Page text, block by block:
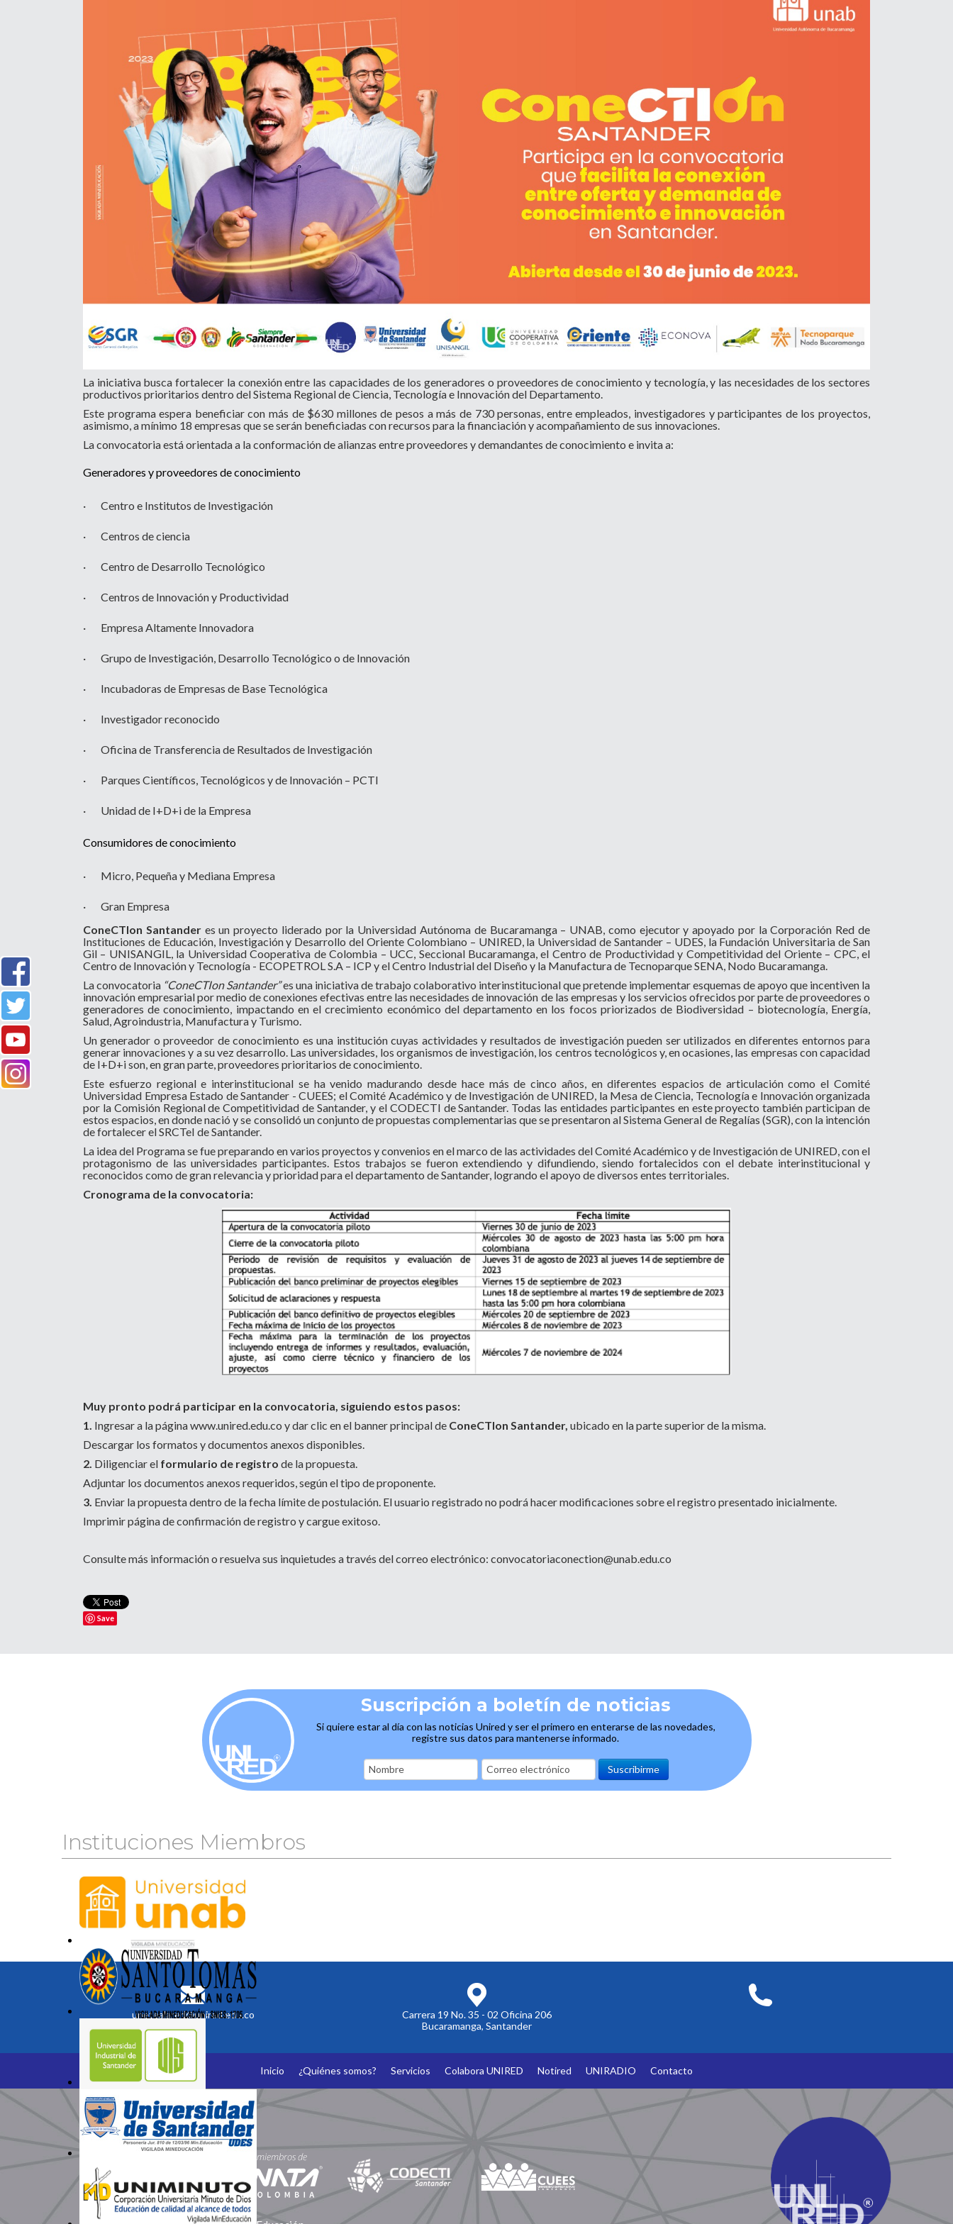
Divulgación
Agenda U
UNIRED online
UNIRED v-Library
La iniciativa busca fortalecer la conexión entre las capacidades de los generadores o proveedores de conocimiento y tecnología, y las necesidades de los sectores
productivos prioritarios dentro del Sistema Regional de Ciencia, Tecnología e Innovación del Departamento.
Este programa espera beneficiar con más de $630 millones de pesos a más de 730 personas, entre empleados, investigadores y participantes de los proyectos,
asimismo, a mínimo 18 empresas que se serán beneficiadas con recursos para la financiación y acompañamiento de sus innovaciones.
La convocatoria está orientada a la conformación de alianzas entre proveedores y demandantes de conocimiento e invita a:
Generadores y proveedores de conocimiento
· Centro e Institutos de Investigación
· Centros de ciencia
· Centro de Desarrollo Tecnológico
· Centros de Innovación y Productividad
· Empresa Altamente Innovadora
· Grupo de Investigación, Desarrollo Tecnológico o de Innovación
· Incubadoras de Empresas de Base Tecnológica
· Investigador reconocido
· Oficina de Transferencia de Resultados de Investigación
· Parques Científicos, Tecnológicos y de Innovación – PCTI
· Unidad de I+D+i de la Empresa
Consumidores de conocimiento
· Micro, Pequeña y Mediana Empresa
· Gran Empresa
ConeCTIon Santanderes un proyecto liderado por la Universidad Autónoma de Bucaramanga – UNAB, como ejecutor y apoyado por la Corporación Red de
Instituciones de Educación, Investigación y Desarrollo del Oriente Colombiano – UNIRED, la Universidad de Santander – UDES, la Fundación Universitaria de San
Gil – UNISANGIL, la Universidad Cooperativa de Colombia – UCC, Seccional Bucaramanga, el Centro de Productividad y Competitividad del Oriente – CPC, el
Centro de Innovación y Tecnología - ECOPETROL S.A – ICP y el Centro Industrial del Diseño y la Manufactura de Tecnoparque SENA, Nodo Bucaramanga.
La convocatoria “ConeCTIon Santander”es una iniciativa de trabajo colaborativo interinstitucional que pretende implementar esquemas de apoyo que incentiven la
innovación empresarial por medio de conexiones efectivas entre las necesidades de innovación de las empresas y los servicios ofrecidos por parte de proveedores o
generadores de conocimiento, impactando en el crecimiento económico del departamento en los focos priorizados de Biodiversidad – biotecnología, Energía,
Salud, Agroindustria, Manufactura y Turismo.
Un generador o proveedor de conocimiento es una institución cuyas actividades y resultados de investigación pueden ser utilizados en diferentes entornos para
generar innovaciones y a su vez desarrollo. Las universidades, los organismos de investigación, los centros tecnológicos y, en ocasiones, las empresas con capacidad
de I+D+i son, en gran parte, proveedores prioritarios de conocimiento.
Este esfuerzo regional e interinstitucional se ha venido madurando desde hace más de cinco años, en diferentes espacios de articulación como el Comité
Universidad Empresa Estado de Santander - CUEES; el Comité Académico y de Investigación de UNIRED, la Mesa de Ciencia, Tecnología e Innovación organizada
por la Comisión Regional de Competitividad de Santander, y el CODECTI de Santander. Todas las entidades participantes en este proyecto también participan de
estos espacios, en donde nació y se consolidó un conjunto de propuestas complementarias que se presentaron al Sistema General de Regalías (SGR), con la intención
de fortalecer el SRCTeI de Santander.
La idea del Programa se fue preparando en varios proyectos y convenios en el marco de las actividades del Comité Académico y de Investigación de UNIRED, con el
protagonismo de las universidades participantes. Estos trabajos se fueron extendiendo y difundiendo, siendo fortalecidos con el debate interinstitucional y
reconocidos como de gran relevancia y prioridad para el departamento de Santander, logrando el apoyo de diversos entes territoriales.
Cronograma de la convocatoria:
Muy pronto podrá participar en la convocatoria, siguiendo estos pasos:
1. Ingresar a la página www.unired.edu.co y dar clic en el banner principal de ConeCTIon Santander, ubicado en la parte superior de la misma.
Descargar los formatos y documentos anexos disponibles.
2. Diligenciar el formulario de registro de la propuesta.
Adjuntar los documentos anexos requeridos, según el tipo de proponente.
3. Enviar la propuesta dentro de la fecha límite de postulación. El usuario registrado no podrá hacer modificaciones sobre el registro presentado inicialmente.
Imprimir página de confirmación de registro y cargue exitoso.
Consulte más información o resuelva sus inquietudes a través del correo electrónico: convocatoriaconection@unab.edu.co
Save
Suscripción a boletín de noticias
Si quiere estar al día con las noticias Unired y ser el primero en enterarse de las novedades,
registre sus datos para mantenerse informado.
Instituciones Miembros
unetealared@unired.edu.co
Carrera 19 No. 35 - 02 Oficina 206
Bucaramanga, Santander
Inicio ¿Quiénes somos? Servicios Colabora UNIRED Notired UNIRADIO Contacto
Somos Miembros